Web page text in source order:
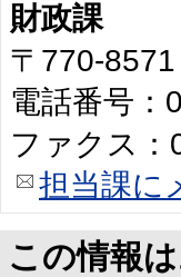
財政課
〒770-
電話番号：
ファクス：
担当課に
この情報